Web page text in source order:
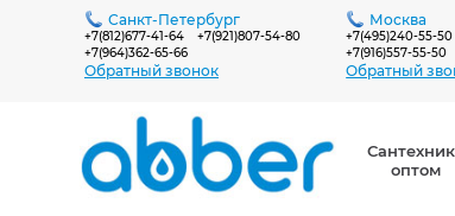
Санкт-Петербург
+7(812)677-41-64
+7(964)362-65-66
+7(921)807-54-80
Обратный звонок
Москва
+7(495)240-55-50
+7(916)557-55-50
Обратный
оптом